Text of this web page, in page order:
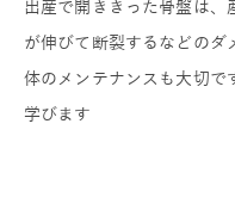
出産で開ききった骨盤は
が伸びて断裂するなどのダ
体のメンテナンスも大切で
学びます